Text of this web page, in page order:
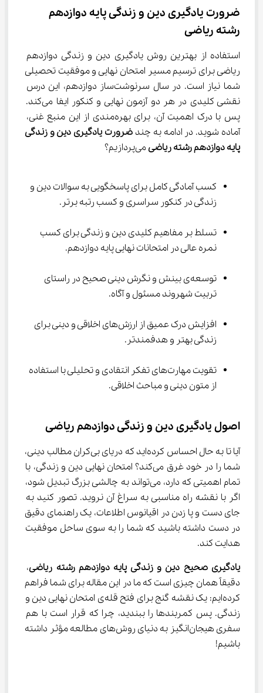
ضرورت یادگیری دین و زندگی پایه دوازدهم
رشته ریاضی
استفاده از بهترین روش یادگیری دین و زندگی دوازدهم
ریاضی برای ترسیم مسیر امتحان نهایی و موفقیت تحصیلی
شما نیاز است. در سال سرنوشت‌ساز دوازدهم، این درس
نقشی کلیدی در هر دو آزمون نهایی و کنکور ایفا می‌کند.
پس با درک اهمیت آن، برای بهره‌مندی از این منبع غنی،
آماده شوید. در ادامه به چند ضرورت یادگیری دین و زندگی
پایه دوازدهم رشته ریاضی می‌پردازیم؟
کسب آمادگی کامل برای پاسخگویی به سوالات دین و
زندگی در کنکور سراسری و کسب رتبه برتر.
تسلط بر مفاهیم کلیدی دین و زندگی برای کسب
نمره عالی در امتحانات نهایی پایه دوازدهم.
توسعه‌ی بینش و نگرش دینی صحیح در راستای
تربیت شهروند مسئول و آگاه.
افزایش درک عمیق از ارزش‌های اخلاقی و دینی برای
زندگی بهتر و هدفمندتر.
تقویت مهارت‌های تفکر انتقادی و تحلیلی با استفاده
از متون دینی و مباحث اخلاقی.
اصول یادگیری دین و زندگی دوازدهم ریاضی
آیا تا به حال احساس کرده‌اید که دریای بی‌کران مطالب دینی،
شما را در خود غرق می‌کند؟ امتحان نهایی دین و زندگی، با
تمام اهمیتی که دارد، می‌تواند به چالشی بزرگ تبدیل شود،
اگر با نقشه راه مناسبی به سراغ آن نروید. تصور کنید به
جای دست و پا زدن در اقیانوس اطلاعات، یک راهنمای دقیق
در دست داشته باشید که شما را به سوی ساحل موفقیت
هدایت کند.
یادگیری صحیح دین و زندگی پایه دوازدهم رشته ریاضی،
دقیقاً همان چیزی است که ما در این مقاله برای شما فراهم
کرده‌ایم: یک نقشه گنج برای فتح قله‌ی امتحان نهایی دین و
زندگی. پس کمربندها را ببندید، چرا که قرار است با هم
سفری هیجان‌انگیز به دنیای روش‌های مطالعه مؤثر داشته
باشیم!